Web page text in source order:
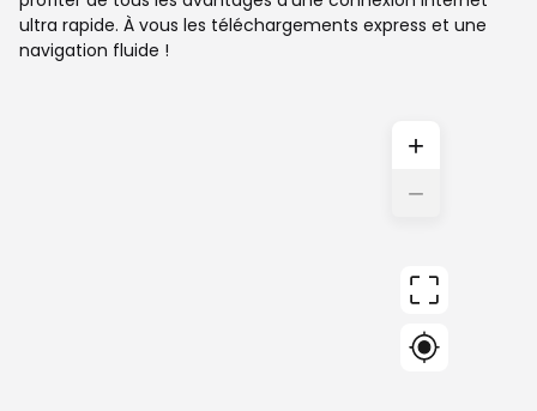
ultra rapide. À vous les téléchargements express et une
navigation fluide !
+
−